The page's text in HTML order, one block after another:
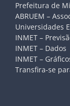
Prefeitura de
ABRUEM –
Universidades
INMET –
INMET – Dados
INMET –
Transfira-se